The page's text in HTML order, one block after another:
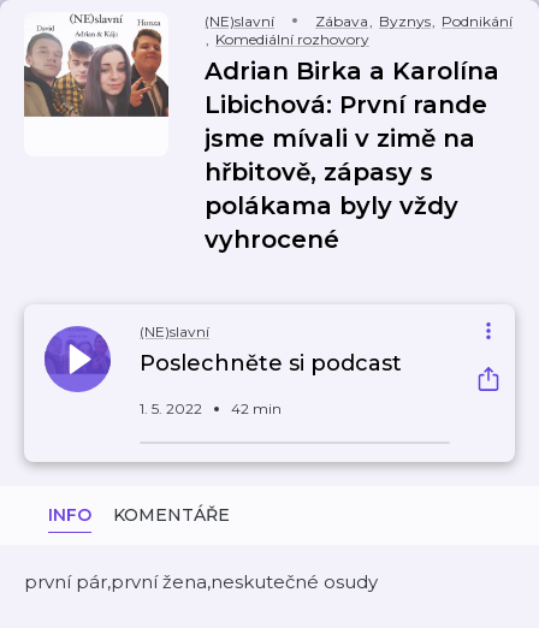
(NE)slavní Zábava, Byznys, Podnikání
, Komediální rozhovory
Adrian Birka a Karolína
Libichová: První rande
jsme mívali v zimě na
hřbitově, zápasy s
polákama byly vždy
vyhrocené
(NE)slavní
Poslechněte si podcast
1. 5. 2022 42 min
INFO KOMENTÁŘE
první pár,první žena,neskutečné osudy